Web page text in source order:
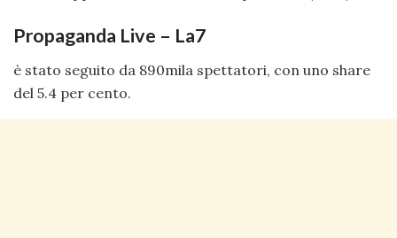
Propaganda Live – La7
è stato seguito da 890mila spettatori, con uno share
del 5.4 per cento.